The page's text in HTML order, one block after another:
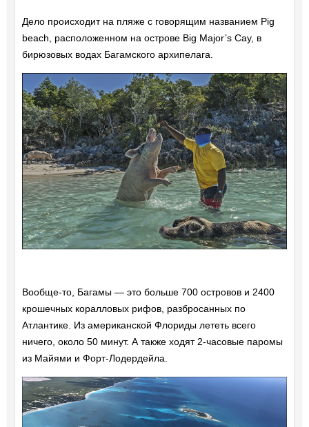
Дело происходит на пляже с говорящим названием Pig
beach, расположенном на острове Big Major’s Cay, в
бирюзовых водах Багамского архипелага.
Вообще-то, Багамы — это больше 700 островов и 2400
крошечных коралловых рифов, разбросанных по
Атлантике. Из американской Флориды лететь всего
ничего, около 50 минут. А также ходят 2-часовые паромы
из Майями и Форт-Лодердейла.